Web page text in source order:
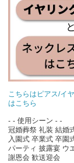
こちらはピアス/イ
はこちら
- - 使用シーン - -
冠婚葬祭 礼装 結婚
入園式 卒業式 卒園
パーティ 披露宴 ウ
謝恩会 歓送迎会